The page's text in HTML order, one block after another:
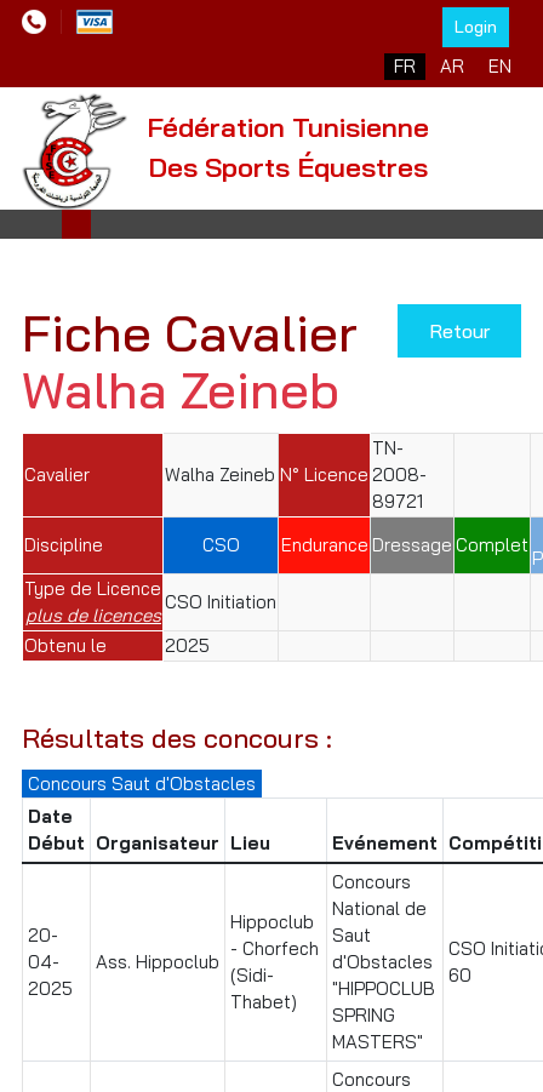
Login
Sélectionnez votre
FR AR EN
Fédération Tunisienne
Des Sports Équestres
Retour
Fiche Cavalier
Walha Zeineb
Cavalier Walha Zeineb N° Licence
TN-
2008-
89721
Discipline
CSO Endurance Dressage Complet
Type de Licence
plus de licences
CSO Initiation
Obtenu le
2025
Résultats des concours :
Concours Saut d'Obstacles
Date
Début Organisateur Lieu Evénement
20-
04-
2025
Ass. Hippoclub
Hippoclub
- Chorfech
(Sidi-
Thabet)
Concours
National de
Saut
d'Obstacles
"HIPPOCLUB
SPRING
MASTERS"
CSO
60
Concours